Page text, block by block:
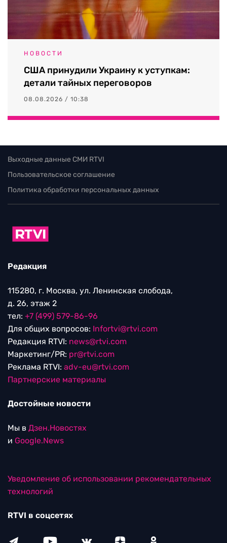
НОВОСТИ
США принудили Украину к уступкам:
детали тайных переговоров
08.08.2026 / 10:38
Выходные данные СМИ RTVI
Пользовательское соглашение
Политика обработки персональных данных
Редакция
115280, г. Москва, ул. Ленинская слобода,
д. 26, этаж 2
тел: +7 (499) 579-86-96
Для общих вопросов: Infortvi@rtvi.com
Редакция RTVI: news@rtvi.com
Маркетинг/PR: pr@rtvi.com
Реклама RTVI: adv-eu@rtvi.com
Партнерские материалы
Достойные новости
Мы в Дзен.Новостях
и Google.News
Уведомление об использовании рекомендательных
технологий
RTVI в соцсетях